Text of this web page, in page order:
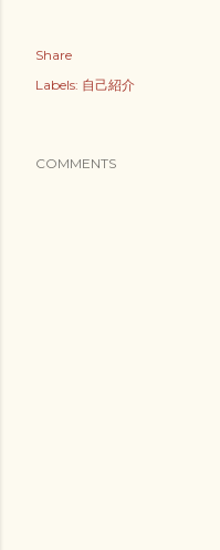
Share
Labels: 自己紹介
COMMENTS